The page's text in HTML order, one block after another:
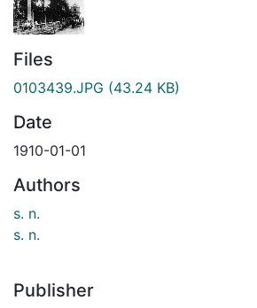
Files
0103439.JPG (43.24 KB)
Date
1910-01-01
Authors
s. n.
s. n.
Publisher